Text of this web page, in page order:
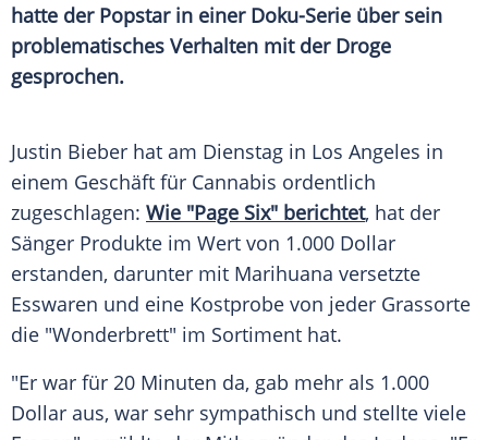
hatte der Popstar in einer Doku-Serie über sein
problematisches Verhalten mit der Droge
gesprochen.
Justin Bieber hat am Dienstag in Los Angeles in
einem Geschäft für Cannabis ordentlich
zugeschlagen: Wie "Page Six" berichtet, hat der
Sänger Produkte im Wert von 1.000 Dollar
erstanden, darunter mit Marihuana versetzte
Esswaren und eine Kostprobe von jeder Grassorte
die "Wonderbrett" im Sortiment hat.
"Er war für 20 Minuten da, gab mehr als 1.000
Dollar aus, war sehr sympathisch und stellte viele